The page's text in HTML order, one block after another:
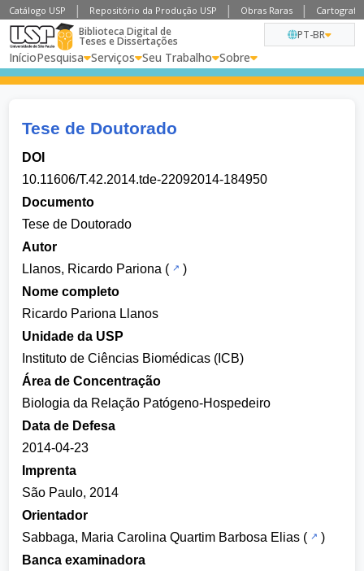
Catálogo USP Repositório da Produção USP Obras Raras
Biblioteca Digital de
Teses e Dissertações
InícioPesquisa Serviços Seu Trabalho Sobre
PT-BR
Tese de Doutorado
DOI
10.11606/T.42.2014.tde-22092014-184950
Documento
Tese de Doutorado
Autor
Llanos, Ricardo Pariona (
)
Nome completo
Ricardo Pariona Llanos
Unidade da USP
Instituto de Ciências Biomédicas (ICB)
Área de Concentração
Biologia da Relação Patógeno-Hospedeiro
Data de Defesa
2014-04-23
Imprenta
São Paulo, 2014
Orientador
Sabbaga, Maria Carolina Quartim Barbosa Elias (
)
Banca examinadora